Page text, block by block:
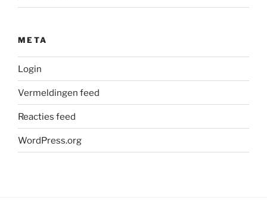
META
Login
Vermeldingen feed
Reacties feed
WordPress.org